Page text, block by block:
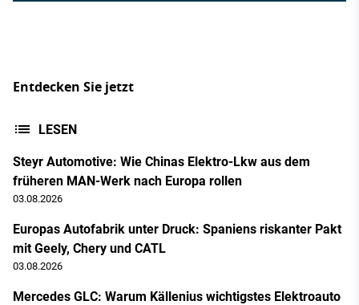
Entdecken Sie jetzt
LESEN
Steyr Automotive: Wie Chinas Elektro-Lkw aus dem
früheren MAN-Werk nach Europa rollen
03.08.2026
Europas Autofabrik unter Druck: Spaniens riskanter Pakt
mit Geely, Chery und CATL
03.08.2026
Mercedes GLC: Warum Källenius wichtigstes Elektroauto